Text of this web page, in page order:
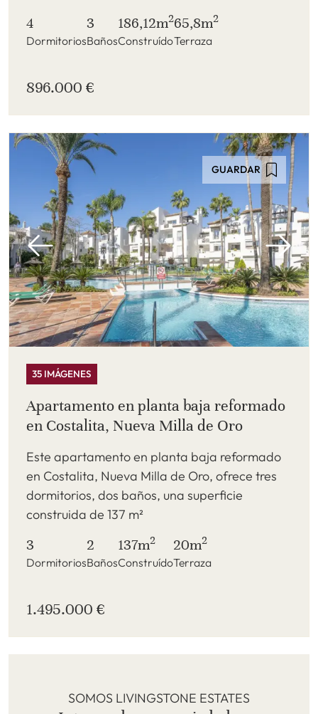
4
Dormitorios
3
Baños
186,12m2
Construído
65,8m2
Terraza
896.000 €
GUARDAR
35 IMÁGENES
Apartamento en planta baja reformado
en Costalita, Nueva Milla de Oro
Este apartamento en planta baja reformado
en Costalita, Nueva Milla de Oro, ofrece tres
dormitorios, dos baños, una superficie
construida de 137 m²
3
Dormitorios
2
Baños
137m2
Construído
20m2
Terraza
1.495.000 €
SOMOS LIVINGSTONE ESTATES